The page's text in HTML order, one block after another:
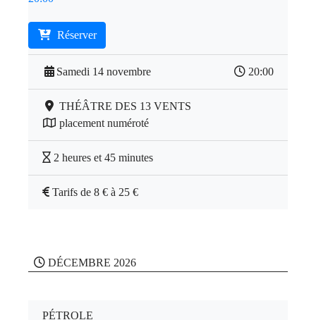
Réserver
Samedi 14 novembre 20:00
THÉÂTRE DES 13 VENTS
placement numéroté
2 heures et 45 minutes
Tarifs de 8 € à 25 €
DÉCEMBRE 2026
PÉTROLE